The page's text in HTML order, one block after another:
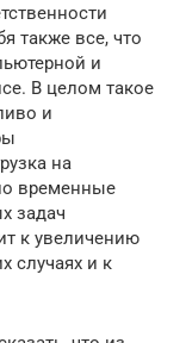
также все, что
и
В целом такое
и
на
временные
задач
к увеличению
случаях и к